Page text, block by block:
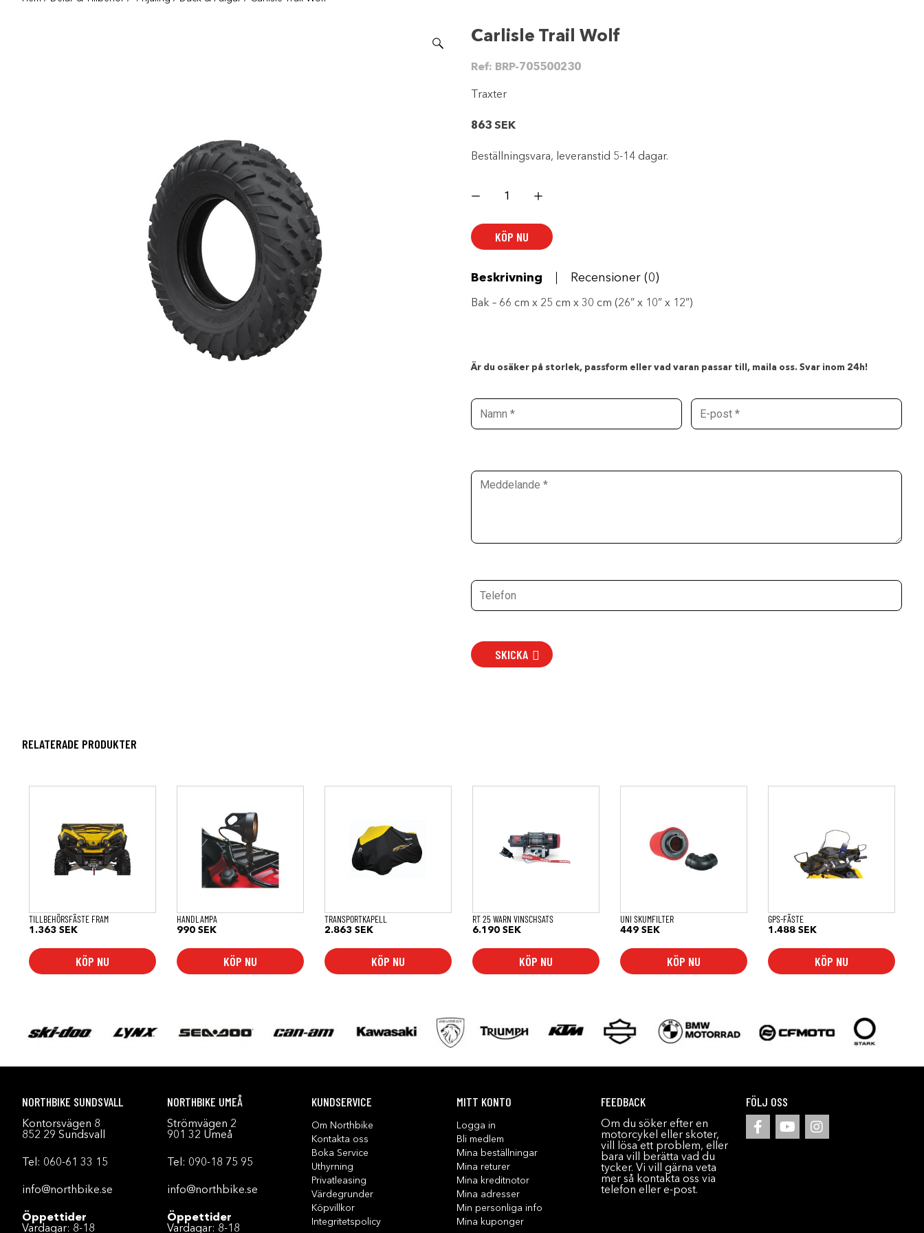
Carlisle Trail Wolf
Ref: BRP-705500230
Traxter
863 SEK
Beställningsvara, leveranstid 5-14 dagar.
Trail
KÖP NU
Beskrivning Recensioner (0)
Bak – 66 cm x 25 cm x 30 cm (26” x 10” x 12”)
Är du osäker på storlek, passform eller vad varan passar till, maila oss. Svar inom 24h!
SKICKA
RELATERADE PRODUKTER
TILLBEHÖRSFÄSTE FRAM
1.363 SEK
KÖP NU
HANDLAMPA
990SEK
KÖP NU
TRANSPORTKAPELL
2.863SEK
KÖP NU
RT 25 WARN VINSCHSATS
6.190SEK
KÖP NU
UNI SKUMFILTER
449SEK
KÖP NU
GPS-FÄSTE
1.488SEK
KÖP NU
NORTHBIKE SUNDSVALL
Kontorsvägen 8
852 29 Sundsvall
Tel: 060-61 33 15
info@northbike.se
Öppettider
Vardagar: 8-18
NORTHBIKE UMEÅ
Strömvägen 2
901 32 Umeå
Tel: 090-18 75 95
info@northbike.se
Öppettider
Vardagar: 8-18
KUNDSERVICE
Om Northbike
Kontakta oss
Boka Service
Uthyrning
Privatleasing
Värdegrunder
Köpvillkor
Integritetspolicy
MITT KONTO
Logga in
Bli medlem
Mina beställningar
Mina returer
Mina kreditnotor
Mina adresser
Min personliga info
Mina kuponger
FEEDBACK
Om du söker efter en
motorcykel eller skoter,
vill lösa ett problem, eller
bara vill berätta vad du
tycker. Vi vill gärna veta
mer så kontakta oss via
telefon eller e-post.
FÖLJ OSS